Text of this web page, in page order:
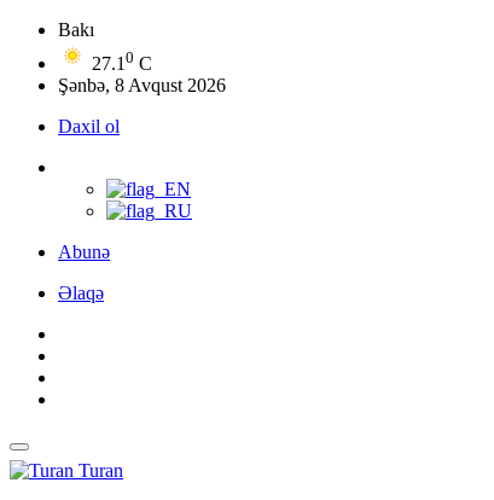
Bakı
27.1 0 C
Şənbə, 8 Avqust 2026
Daxil ol
Abunə
Əlaqə
Turan